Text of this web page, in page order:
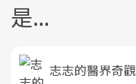
是...
志志的醫界奇觀